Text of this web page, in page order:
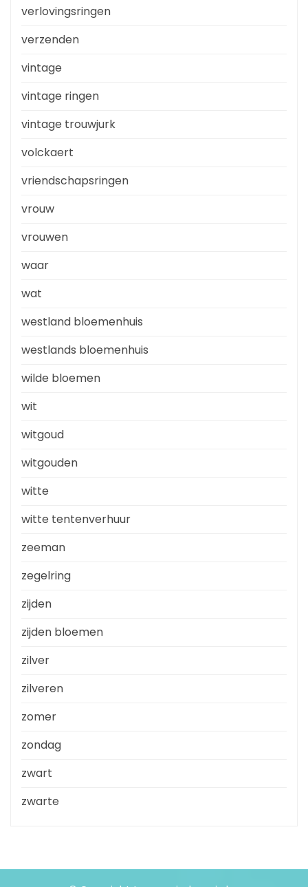
verlovingsringen
verzenden
vintage
vintage ringen
vintage trouwjurk
volckaert
vriendschapsringen
vrouw
vrouwen
waar
wat
westland bloemenhuis
westlands bloemenhuis
wilde bloemen
wit
witgoud
witgouden
witte
witte tentenverhuur
zeeman
zegelring
zijden
zijden bloemen
zilver
zilveren
zomer
zondag
zwart
zwarte